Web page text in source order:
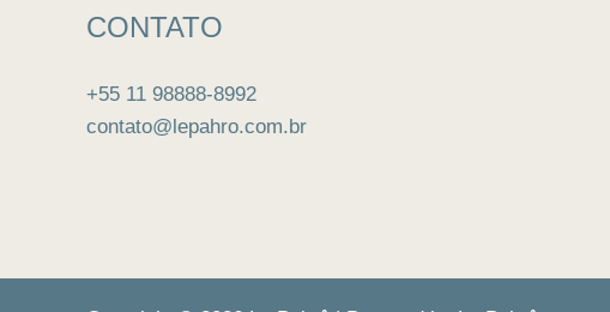
CONTATO
+55 11 98888-8992
contato@lepahro.com.br